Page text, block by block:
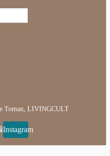
Toman, LIVINGCULT
Instagram